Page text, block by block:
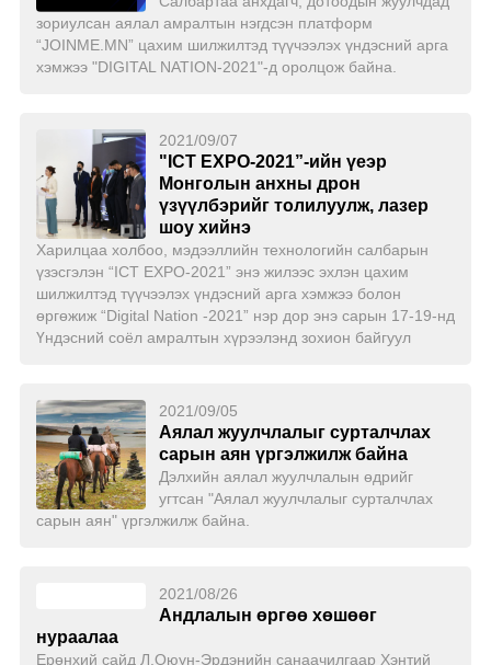
зориулсан аялал амралтын нэгдсэн платформ
“JOINME.MN” цахим шилжилтэд түүчээлэх үндэсний арга
хэмжээ "DIGITAL NATION-2021"-д оролцож байна.
2021/09/07
"ICT EXPO-2021”-ийн үеэр
Монголын анхны дрон
үзүүлбэрийг толилуулж, лазер
шоу хийнэ
Харилцаа холбоо, мэдээллийн технологийн салбарын
үзэсгэлэн “ICT EXPO-2021” энэ жилээс эхлэн цахим
шилжилтэд түүчээлэх үндэсний арга хэмжээ болон
өргөжиж “Digital Nation -2021” нэр дор энэ сарын 17-19-нд
Үндэсний соёл амралтын хүрээлэнд зохион байгуул
2021/09/05
Аялал жуулчлалыг сурталчлах
сарын аян үргэлжилж байна
Дэлхийн аялал жуулчлалын өдрийг
угтсан "Аялал жуулчлалыг сурталчлах
сарын аян" үргэлжилж байна.
2021/08/26
Андлалын өргөө хөшөөг
нураалаа
Ерөнхий сайд Л.Оюун-Эрдэнийн санаачилгаар Хэнтий